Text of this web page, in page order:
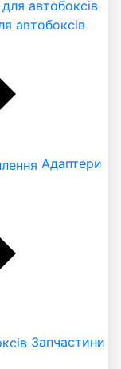
автобоксів
Адаптери
Запчастини